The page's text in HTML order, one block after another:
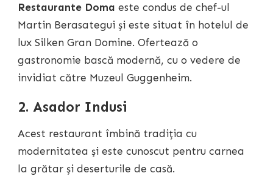
Restaurante Doma este condus de chef-ul
Martin Berasategui și este situat în hotelul de
lux Silken Gran Domine. Ofertează o
gastronomie bască modernă, cu o vedere de
invidiat către Muzeul Guggenheim.
2. Asador Indusi
Acest restaurant îmbină tradiția cu
modernitatea și este cunoscut pentru carnea
la grătar și deserturile de casă.